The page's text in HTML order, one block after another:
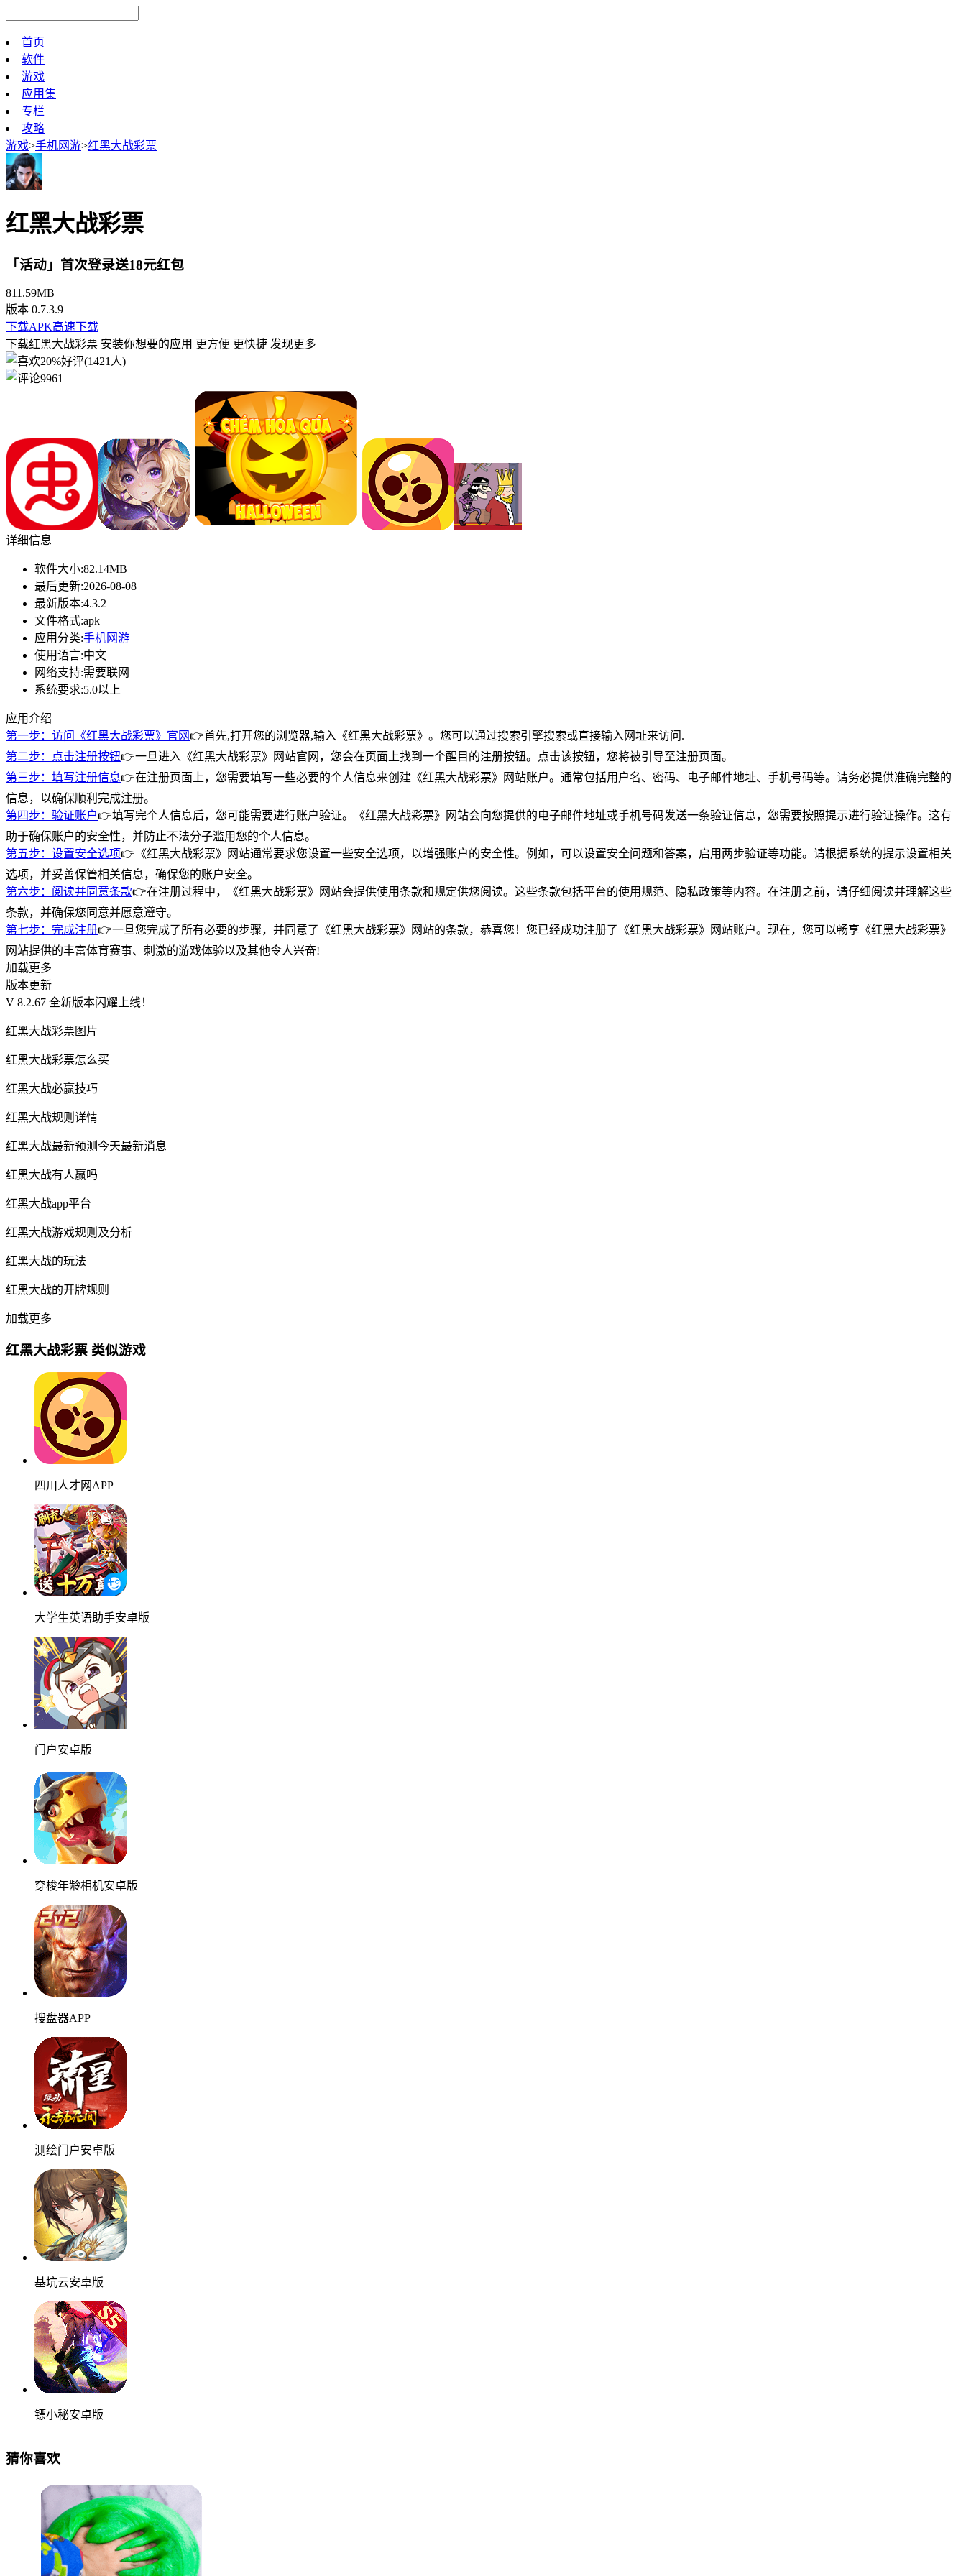
首页
软件
游戏
应用集
专栏
攻略
游戏>手机网游>红黑大战彩票
红黑大战彩票
「活动」首次登录送18元红包
811.59MB
版本 0.7.3.9
下载APK高速下载
下载红黑大战彩票 安装你想要的应用 更方便 更快捷 发现更多
20%好评(1421人)
9961
详细信息
软件大小:82.14MB
最后更新:2026-08-08
最新版本:4.3.2
文件格式:apk
应用分类:手机网游
使用语言:中文
网络支持:需要联网
系统要求:5.0以上
应用介绍
第一步：访问《红黑大战彩票》官网👉首先,打开您的浏览器,输入《红黑大战彩票》。您可以通过搜索引擎搜索或直接输入网址来访问.
第二步：点击注册按钮👉一旦进入《红黑大战彩票》网站官网，您会在页面上找到一个醒目的注册按钮。点击该按钮，您将被引导至注册页面。
第三步：填写注册信息👉在注册页面上，您需要填写一些必要的个人信息来创建《红黑大战彩票》网站账户。通常包括用户名、密码、电子邮件地址、手机号码等。请务必提供准确完整的
信息，以确保顺利完成注册。
第四步：验证账户👉填写完个人信息后，您可能需要进行账户验证。《红黑大战彩票》网站会向您提供的电子邮件地址或手机号码发送一条验证信息，您需要按照提示进行验证操作。这有
助于确保账户的安全性，并防止不法分子滥用您的个人信息。
第五步：设置安全选项👉《红黑大战彩票》网站通常要求您设置一些安全选项，以增强账户的安全性。例如，可以设置安全问题和答案，启用两步验证等功能。请根据系统的提示设置相关
选项，并妥善保管相关信息，确保您的账户安全。
第六步：阅读并同意条款👉在注册过程中，《红黑大战彩票》网站会提供使用条款和规定供您阅读。这些条款包括平台的使用规范、隐私政策等内容。在注册之前，请仔细阅读并理解这些
条款，并确保您同意并愿意遵守。
第七步：完成注册👉一旦您完成了所有必要的步骤，并同意了《红黑大战彩票》网站的条款，恭喜您！您已经成功注册了《红黑大战彩票》网站账户。现在，您可以畅享《红黑大战彩票》
网站提供的丰富体育赛事、刺激的游戏体验以及其他令人兴奋!
加载更多
版本更新
V 8.2.67 全新版本闪耀上线！
红黑大战彩票图片
红黑大战彩票怎么买
红黑大战必赢技巧
红黑大战规则详情
红黑大战最新预测今天最新消息
红黑大战有人赢吗
红黑大战app平台
红黑大战游戏规则及分析
红黑大战的玩法
红黑大战的开牌规则
加载更多
红黑大战彩票 类似游戏
四川人才网APP
大学生英语助手安卓版
门户安卓版
穿梭年龄相机安卓版
搜盘器APP
测绘门户安卓版
基坑云安卓版
镖小秘安卓版
猜你喜欢